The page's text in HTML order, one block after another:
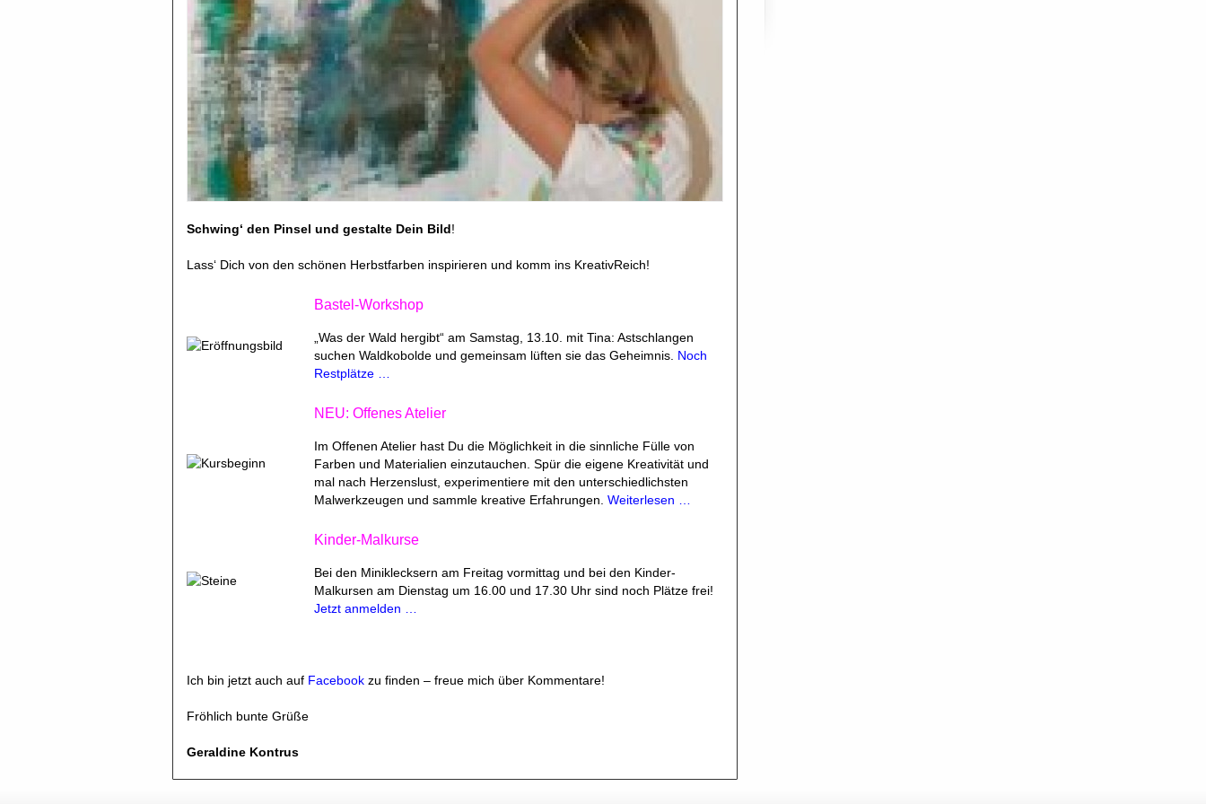
Schwing‘ den Pinsel und gestalte Dein Bild!
Lass‘ Dich von den schönen Herbstfarben inspirieren und komm ins KreativReich!
Bastel-Workshop
„Was der Wald hergibt“ am Samstag, 13.10. mit Tina: Astschlangen
suchen Waldkobolde und gemeinsam lüften sie das Geheimnis. Noch
Restplätze …
NEU: Offenes Atelier
Im Offenen Atelier hast Du die Möglichkeit in die sinnliche Fülle von
Farben und Materialien einzutauchen. Spür die eigene Kreativität und
mal nach Herzenslust, experimentiere mit den unterschiedlichsten
Malwerkzeugen und sammle kreative Erfahrungen. Weiterlesen …
Kinder-Malkurse
Bei den Miniklecksern am Freitag vormittag und bei den Kinder-
Malkursen am Dienstag um 16.00 und 17.30 Uhr sind noch Plätze frei!
Jetzt anmelden …
Ich bin jetzt auch auf Facebook zu finden – freue mich über Kommentare!
Fröhlich bunte Grüße
Geraldine Kontrus